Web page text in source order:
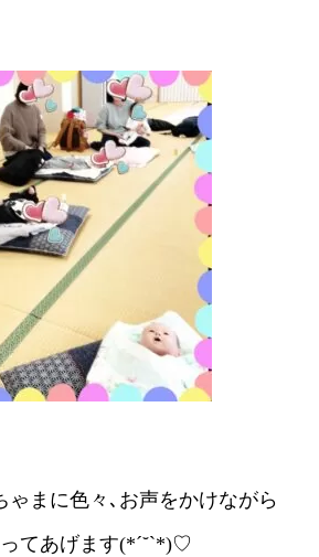
ゃまに色々､お声をかけながら
てあげます(*´˘`*)♡